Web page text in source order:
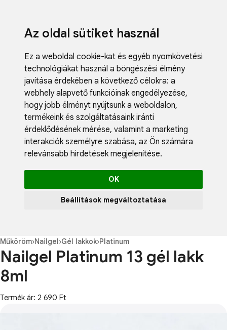
Az oldal sütiket használ
Ez a weboldal cookie-kat és egyéb nyomkövetési
technológiákat használ a böngészési élmény
javítása érdekében a következő célokra: a
webhely alapvető funkcióinak engedélyezése,
hogy jobb élményt nyújtsunk a weboldalon,
termékeink és szolgáltatásaink iránti
érdeklődésének mérése, valamint a marketing
interakciók személyre szabása, az Ön számára
relevánsabb hirdetések megjelenítése.
OK
Beállítások megváltoztatása
Blog
Műköröm›Nailgel›Gél lakkok›Platinum
Nailgel Platinum 13 gél lakk
8ml
Termék ár: 2 690 Ft